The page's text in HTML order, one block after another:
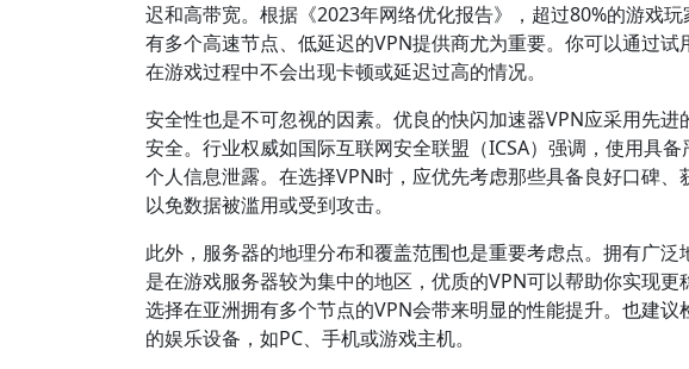
迟和高带宽。根据《2023年网络优化报告》，超过80%的游戏
有多个高速节点、低延迟的VPN提供商尤为重要。你可以通过
在游戏过程中不会出现卡顿或延迟过高的情况。
安全性也是不可忽视的因素。优良的快闪加速器VPN应采用先
安全。行业权威如国际互联网安全联盟（ICSA）强调，使用具
个人信息泄露。在选择VPN时，应优先考虑那些具备良好口碑
以免数据被滥用或受到攻击。
此外，服务器的地理分布和覆盖范围也是重要考虑点。拥有广
是在游戏服务器较为集中的地区，优质的VPN可以帮助你实现
选择在亚洲拥有多个节点的VPN会带来明显的性能提升。也建
的娱乐设备，如PC、手机或游戏主机。